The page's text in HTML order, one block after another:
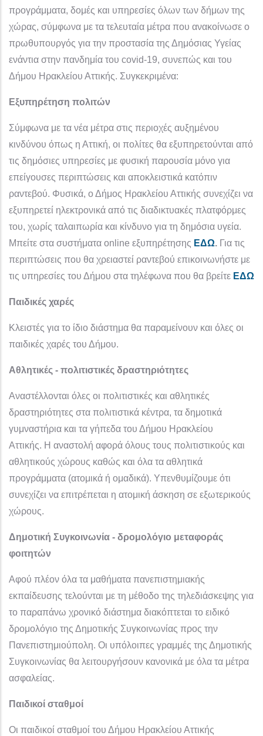
προγράμματα, δομές και υπηρεσίες όλων των δήμων της
χώρας, σύμφωνα με τα τελευταία μέτρα που ανακοίνωσε ο
πρωθυπουργός για την προστασία της Δημόσιας Υγείας
ενάντια στην πανδημία του covid-19, συνεπώς και του
Δήμου Ηρακλείου Αττικής. Συγκεκριμένα:
Εξυπηρέτηση πολιτών
Σύμφωνα με τα νέα μέτρα στις περιοχές αυξημένου
κινδύνου όπως η Αττική, οι πολίτες θα εξυπηρετούνται από
τις δημόσιες υπηρεσίες με φυσική παρουσία μόνο για
επείγουσες περιπτώσεις και αποκλειστικά κατόπιν
ραντεβού. Φυσικά, ο Δήμος Ηρακλείου Αττικής συνεχίζει να
εξυπηρετεί ηλεκτρονικά από τις διαδικτυακές πλατφόρμες
του, χωρίς ταλαιπωρία και κίνδυνο για τη δημόσια υγεία.
Μπείτε στα συστήματα online εξυπηρέτησης ΕΔΩ. Για τις
περιπτώσεις που θα χρειαστεί ραντεβού επικοινωνήστε με
τις υπηρεσίες του Δήμου στα τηλέφωνα που θα βρείτε ΕΔΩ
Παιδικές χαρές
Κλειστές για το ίδιο διάστημα θα παραμείνουν και όλες οι
παιδικές χαρές του Δήμου.
Αθλητικές - πολιτιστικές δραστηριότητες
Αναστέλλονται όλες οι πολιτιστικές και αθλητικές
δραστηριότητες στα πολιτιστικά κέντρα, τα δημοτικά
γυμναστήρια και τα γήπεδα του Δήμου Ηρακλείου
Αττικής. Η αναστολή αφορά όλους τους πολιτιστικούς και
αθλητικούς χώρους καθώς και όλα τα αθλητικά
προγράμματα (ατομικά ή ομαδικά). Υπενθυμίζουμε ότι
συνεχίζει να επιτρέπεται η ατομική άσκηση σε εξωτερικούς
χώρους.
Δημοτική Συγκοινωνία - δρομολόγιο μεταφοράς
φοιτητών
Αφού πλέον όλα τα μαθήματα πανεπιστημιακής
εκπαίδευσης τελούνται με τη μέθοδο της τηλεδιάσκεψης για
το παραπάνω χρονικό διάστημα διακόπτεται το ειδικό
δρομολόγιο της Δημοτικής Συγκοινωνίας προς την
Πανεπιστημιούπολη. Οι υπόλοιπες γραμμές της Δημοτικής
Συγκοινωνίας θα λειτουργήσουν κανονικά με όλα τα μέτρα
ασφαλείας.
Παιδικοί σταθμοί
Οι παιδικοί σταθμοί του Δήμου Ηρακλείου Αττικής